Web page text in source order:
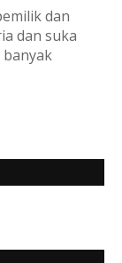
dan
dan suka